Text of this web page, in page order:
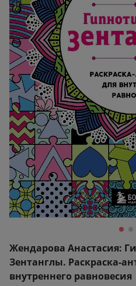
Жендарова Анастасия:
Зентанглы. Раскраска-
внутреннего равновесия